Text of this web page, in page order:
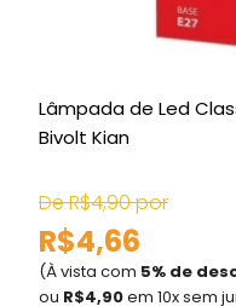
Lâmpada de Led
Bivolt Kian
De R$4,90 por
R$4,66
(À vista com 5% de
ou R$4,90em 10x sem